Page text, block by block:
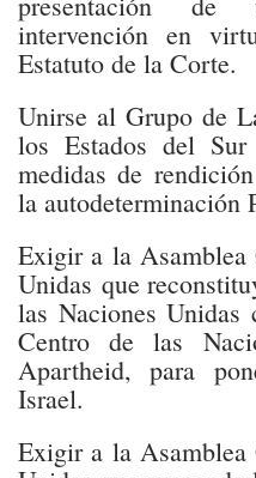
intervención en
Estatuto de la Corte.
Unirse al Grupo de
los Estados del Sur
medidas de
la autodeterminación
Exigir a la Asamblea
Unidas que
las Naciones
Centro de las
Apartheid, para
Israel.
Exigir a la Asamblea